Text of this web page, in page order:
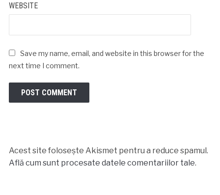
WEBSITE
Save my name, email, and website in this browser for the
next time I comment.
Acest site folosește Akismet pentru a reduce spamul.
Află cum sunt procesate datele comentariilor tale.